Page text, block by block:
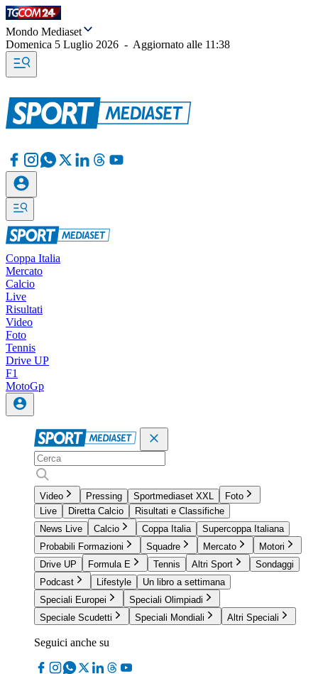
Mondo Mediaset
Domenica 5 Luglio 2026 - Aggiornato alle 11:38
Coppa Italia
Mercato
Calcio
Live
Risultati
Video
Foto
Tennis
Drive UP
F1
MotoGp
Video Pressing Sportmediaset XXL
Foto
Live
Diretta Calcio
Risultati e Classifiche
News Live
Calcio Coppa Italia
Supercoppa Italiana
Probabili Formazioni
Squadre Mercato
Motori
Drive UP
Formula E Tennis Altri Sport
Sondaggi
Podcast
Lifestyle
Un libro a settimana
Speciali Europei
Speciali Olimpiadi
Speciale Scudetti
Speciali Mondiali Altri Speciali
Seguici anche su